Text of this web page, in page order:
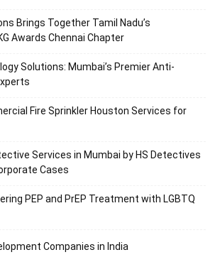
Brings Together Tamil Nadu’s
Awards Chennai Chapter
Solutions: Mumbai’s Premier Anti-
Fire Sprinkler Houston Services for
Services in Mumbai by HS Detectives
Cases
PEP and PrEP Treatment with LGBTQ
Companies in India